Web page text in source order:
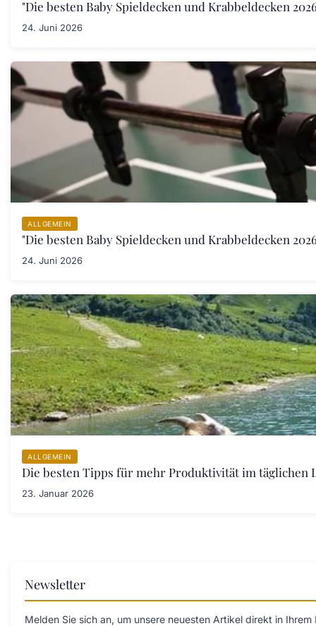
"Die besten Baby Spieldecken und Krabbeldecken
24. Juni 2026
ALLGEMEIN
"Die besten Baby Spieldecken und Krabbeldecken
24. Juni 2026
ALLGEMEIN
Die besten Tipps für mehr Produktivität im täglichen
23. Januar 2026
Newsletter
Melden Sie sich an, um unsere neuesten Artikel direkt in